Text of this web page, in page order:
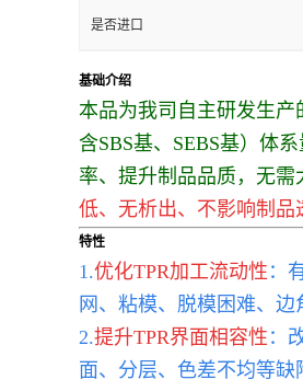
是否进口
基础介绍
本品为我司自主研发生产
含SBS基、SEBS基）体
率、提升制品品质，无需
低、无析出、不影响制品
特性
1.优化TPR加工流动性 ：
网、粘模、脱模困难、边
2.提升TPR界面相容性 ：
面、分层、色差不均等缺